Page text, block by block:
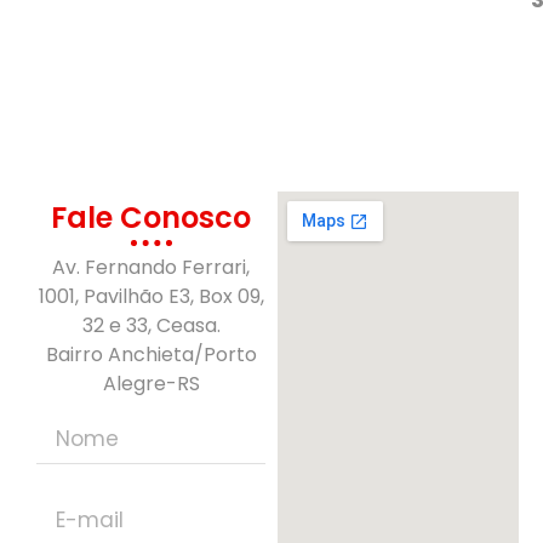
Fale Conosco
Av. Fernando Ferrari,
1001, Pavilhão E3, Box 09,
32 e 33, Ceasa.
Bairro Anchieta/Porto
Alegre-RS